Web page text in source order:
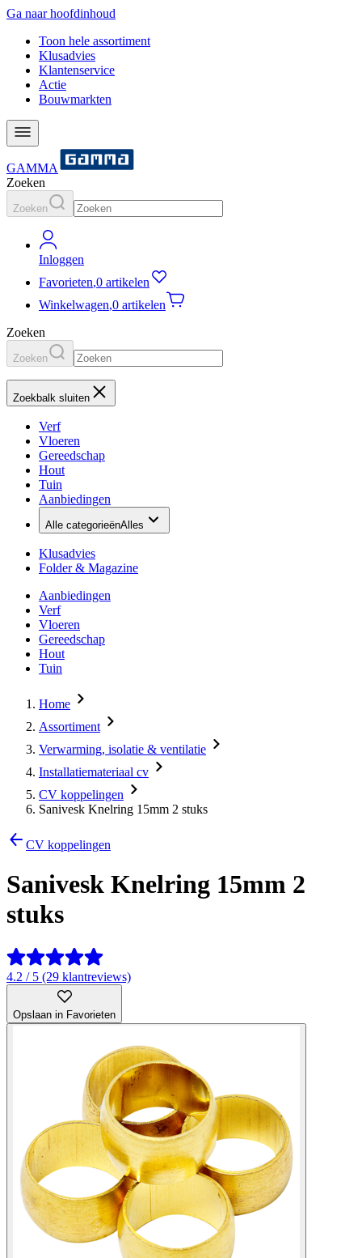
Ga naar hoofdinhoud
Toon hele assortiment
Klusadvies
Klantenservice
Actie
Bouwmarkten
GAMMA
Zoeken
Zoeken
Inloggen
Favorieten,0 artikelen
Winkelwagen,0 artikelen
Zoeken
Zoeken
Zoekbalk sluiten
Verf
Vloeren
Gereedschap
Hout
Tuin
Aanbiedingen
Alle categorieënAlles
Klusadvies
Folder & Magazine
Aanbiedingen
Verf
Vloeren
Gereedschap
Hout
Tuin
Home
Assortiment
Verwarming, isolatie & ventilatie
Installatiemateriaal cv
CV koppelingen
Sanivesk Knelring 15mm 2 stuks
CV koppelingen
Sanivesk Knelring 15mm 2
stuks
4.2 / 5 (29 klantreviews)
Opslaan in Favorieten